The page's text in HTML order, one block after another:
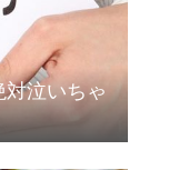
対泣いちゃ